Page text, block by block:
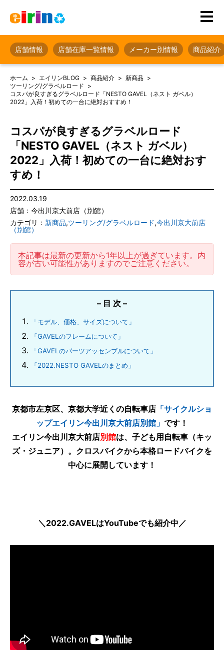
店舗情報 店舗在庫一覧情報 メーカー別情報 商品紹介
ホーム エイリンBLOG 商品紹介
新商品
ツーリング/グラベルロード
コスパが良すぎるグラベルロード「NESTO GAVEL（ネスト ガベル）
2022」入荷！初めての一台に絶対おすすめ！
コスパが良すぎるグラベルロード
「NESTO GAVEL（ネスト ガベル）
2022」入荷！初めての一台に絶対おす
すめ！
2022.03.19
店舗：今出川京大前店（別館）
カテゴリ： 新商品,ツーリング/グラベルロード,今出川京大前店
（別館）
本記事は最新の更新から1年以上が過ぎています。内
容が古い可能性がありますのでご注意ください。
– 目 次 –
「モデル、価格、サイズについて」
「GAVELのフレームについて」
「GAVELのパーツアッセンブルについて」
「2022.NESTO GAVELのまとめ」
京都市左京区、京都大学近くの自転車店 「サイクルショ
ップエイリン今出川京大前店別館」 です！
エイリン今出川京大前店別館は、子ども用自転車（キッ
ズ・ジュニア）。クロスバイクから本格ロードバイクを
中心に展開しています！
＼2022.GAVELはYouTubeでも紹介中／